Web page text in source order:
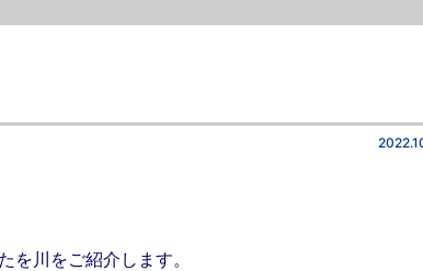
川をご紹介します。